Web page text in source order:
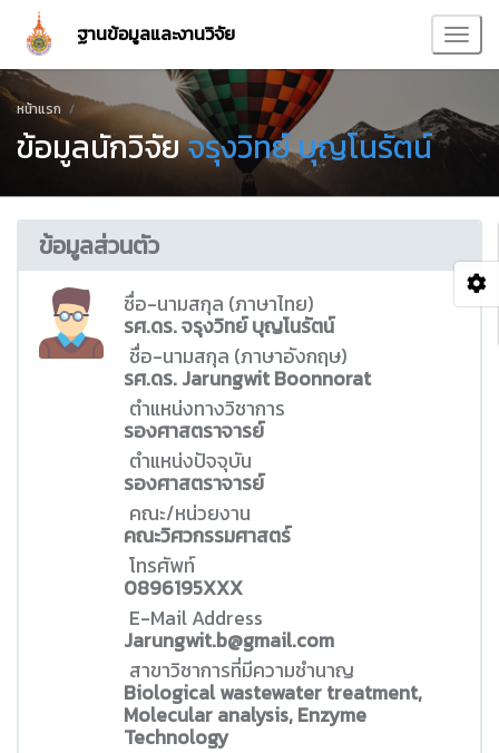
ฐานข้อมูลและงานวิจัย
หน้าแรก
ข้อมูลนักวิจัยจรุงวิทย์ บุญโนรัตน์
ข้อมูลส่วนตัว
ชื่อ-นามสกุล (ภาษาไทย)
รศ.ดร. จรุงวิทย์ บุญโนรัตน์
ชื่อ-นามสกุล (ภาษาอังกฤษ)
รศ.ดร. Jarungwit Boonnorat
ตำแหน่งทางวิชาการ
รองศาสตราจารย์
ตำแหน่งปัจจุบัน
รองศาสตราจารย์
คณะ/หน่วยงาน
คณะวิศวกรรมศาสตร์
โทรศัพท์
0896195XXX
E-Mail Address
Jarungwit.b@gmail.com
สาขาวิชาการที่มีความชำนาญ
Biological wastewater treatment,
Molecular analysis, Enzyme
Technology